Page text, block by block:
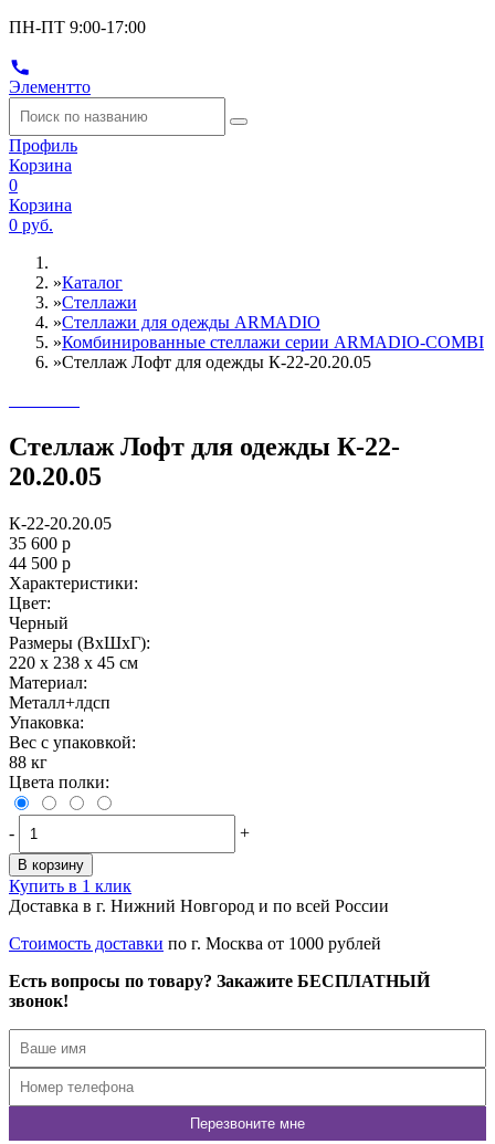
ПН-ПТ 9:00-17:00
Элементто
Профиль
Корзина
0
Корзина
0 руб.
»Каталог
»Стеллажи
»Cтеллажи для одежды ARMADIO
»Комбинированные стеллажи серии ARMADIO-COMBI
»Стеллаж Лофт для одежды К-22-20.20.05
Стеллаж Лофт для одежды К-22-
20.20.05
К-22-20.20.05
35 600 р
44 500 р
Характеристики:
Цвет:
Черный
Размеры (ВxШxГ):
220 x 238 x 45 см
Материал:
Металл+лдсп
Упаковка:
Вес с упаковкой:
88 кг
Цвета полки:
- +
В корзину
Купить в 1 клик
Доставка в г. Нижний Новгород и по всей России
Стоимость доставки по г. Москва от 1000 рублей
Есть вопросы по товару? Закажите БЕСПЛАТНЫЙ
звонок!